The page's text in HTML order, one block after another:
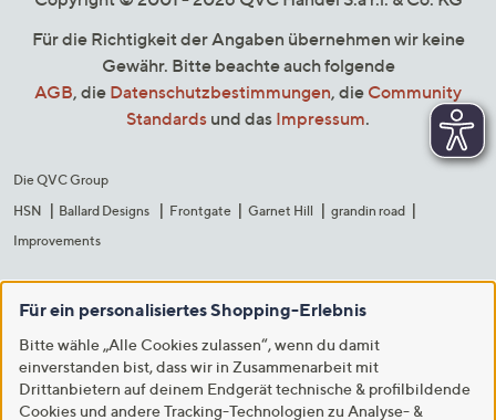
Für die Richtigkeit der Angaben übernehmen wir keine
Gewähr. Bitte beachte auch folgende
AGB, die Datenschutzbestimmungen, die Community
Standards und das Impressum.
Die QVC Group
HSN
Ballard Designs Frontgate Garnet Hill
grandin road
Improvements
Für ein personalisiertes Shopping-Erlebnis
Bitte wähle „Alle Cookies zulassen“, wenn du damit
einverstanden bist, dass wir in Zusammenarbeit mit
Drittanbietern auf deinem Endgerät technische & profilbildende
Cookies und andere Tracking-Technologien zu Analyse- &